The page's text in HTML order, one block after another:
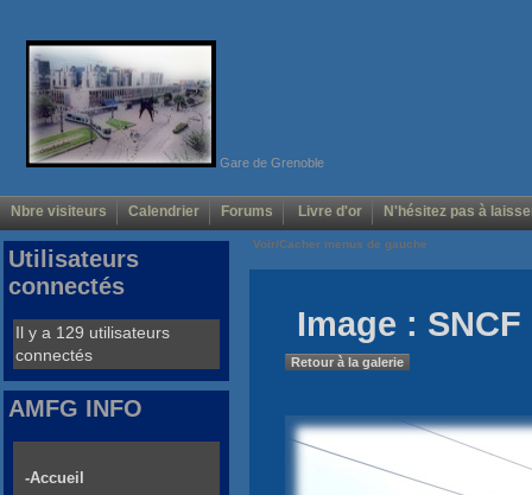
Gare de Grenoble
Nbre visiteurs Calendrier Forums Livre d'or N'hésitez pas à
Voir/Cacher menus de gauche
Image :
Retour à la galerie
Utilisateurs
connectés
Il y a 129 utilisateurs
connectés
AMFG INFO
-Accueil